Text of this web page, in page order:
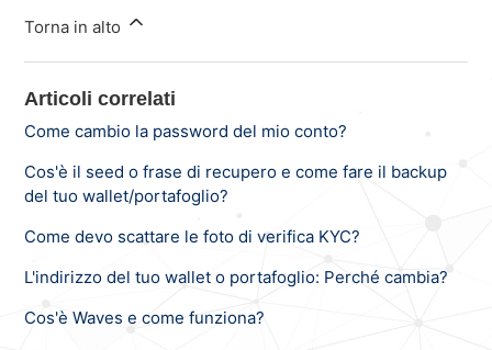
Torna in alto
Articoli correlati
Come cambio la password del mio conto?
Cos'è il seed o frase di recupero e come fare il backup
del tuo wallet/portafoglio?
Come devo scattare le foto di verifica KYC?
L'indirizzo del tuo wallet o portafoglio: Perché cambia?
Cos'è Waves e come funziona?